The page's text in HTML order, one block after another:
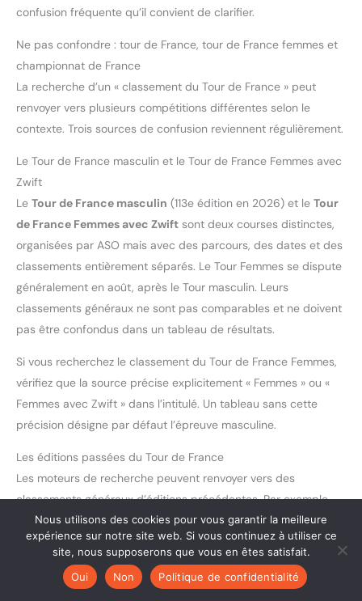
confusion fréquente qu’il convient de clarifier.
Ne pas confondre : tour de France, tour de France femmes et
championnat de France
La recherche d’un « classement du Tour de France » peut
renvoyer vers plusieurs compétitions différentes selon le
contexte. Trois sources de confusion reviennent régulièrement.
Le Tour de France masculin et le Tour de France Femmes avec
Zwift
Le Tour de France masculin (113e édition en 2026) et le Tour
de France Femmes avec Zwift sont deux courses distinctes,
organisées par ASO mais avec des parcours, des dates et des
classements entièrement séparés. Le Tour Femmes se dispute
généralement en août, après le Tour masculin. Leurs
classements généraux ne sont pas comparables et ne doivent
pas être confondus dans un tableau de résultats.
Si vous recherchez le classement du Tour de France Femmes,
vérifiez que la source précise explicitement « Femmes » ou «
Femmes avec Zwift » dans l’intitulé. Un tableau sans cette
précision désigne par défaut l’épreuve masculine.
Les éditions passées du Tour de France
Les moteurs de recherche peuvent renvoyer vers des
classements généraux d’éditions précédentes. Par exemple,
une page de classement général du Tour de France 2025 est
datée du 27 juillet 2025 — soit la fin de cette édition. Ces
données historiques sont utiles pour les comparaisons, mais
elles ne reflètent pas la course en cours. Vérifiez toujours
Nous utilisons des cookies pour vous garantir la meilleure
expérience sur notre site web. Si vous continuez à utiliser ce
site, nous supposerons que vous en êtes satisfait.
Oui
Non Politique de confidentialité